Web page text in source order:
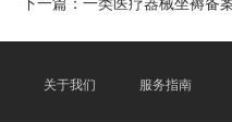
关于我们 服务指南